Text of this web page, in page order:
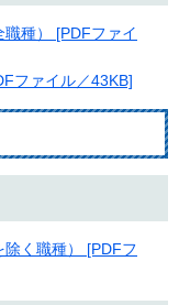
種） [PDFファイ
ファイル／43KB]
く職種） [PDFフ